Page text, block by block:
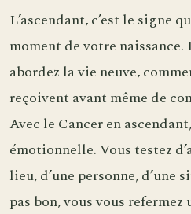
L’ascendant, c’est le signe
moment de votre
abordez la vie neuve,
reçoivent avant même de
Avec le Cancer en
émotionnelle. Vous testez
lieu, d’une personne, d’une
pas bon, vous vous refermez